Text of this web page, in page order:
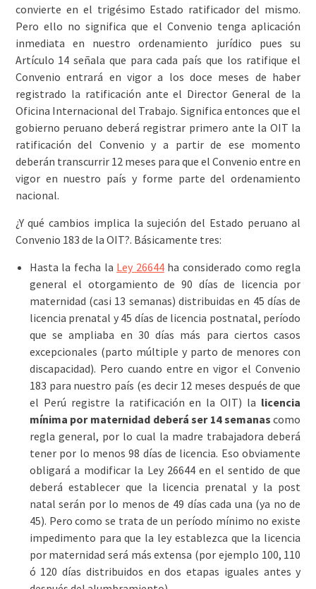
convierte en el trigésimo Estado ratificador del mismo.
Pero ello no significa que el Convenio tenga aplicación
inmediata en nuestro ordenamiento jurídico pues su
Artículo 14 señala que para cada país que los ratifique el
Convenio entrará en vigor a los doce meses de haber
registrado la ratificación ante el Director General de la
Oficina Internacional del Trabajo. Significa entonces que el
gobierno peruano deberá registrar primero ante la OIT la
ratificación del Convenio y a partir de ese momento
deberán transcurrir 12 meses para que el Convenio entre en
vigor en nuestro país y forme parte del ordenamiento
nacional.
¿Y qué cambios implica la sujeción del Estado peruano al
Convenio 183 de la OIT?. Básicamente tres:
Hasta la fecha la Ley 26644ha considerado como regla
general el otorgamiento de 90 días de licencia por
maternidad (casi 13 semanas) distribuidas en 45 días de
licencia prenatal y 45 días de licencia postnatal, período
que se ampliaba en 30 días más para ciertos casos
excepcionales (parto múltiple y parto de menores con
discapacidad). Pero cuando entre en vigor el Convenio
183 para nuestro país (es decir 12 meses después de que
el Perú registre la ratificación en la OIT) la licencia
mínima por maternidad deberá ser 14 semanas como
regla general, por lo cual la madre trabajadora deberá
tener por lo menos 98 días de licencia. Eso obviamente
obligará a modificar la Ley 26644 en el sentido de que
deberá establecer que la licencia prenatal y la post
natal serán por lo menos de 49 días cada una (ya no de
45). Pero como se trata de un período mínimo no existe
impedimento para que la ley establezca que la licencia
por maternidad será más extensa (por ejemplo 100, 110
ó 120 días distribuidos en dos etapas iguales antes y